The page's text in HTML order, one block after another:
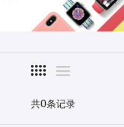
共0条记录